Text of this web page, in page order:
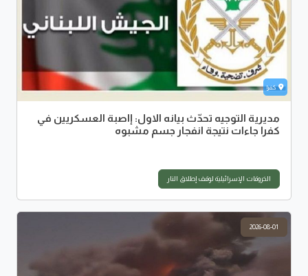
كفرا
مديرية التوجيه تحدّث بيانه الاول: إاصبة العسكريين في
كفرا جاءات نتيجة انفجار جسم مشبوه
الخروقات الإسرائيلية لوقف إطلاق النار
2026-08-01